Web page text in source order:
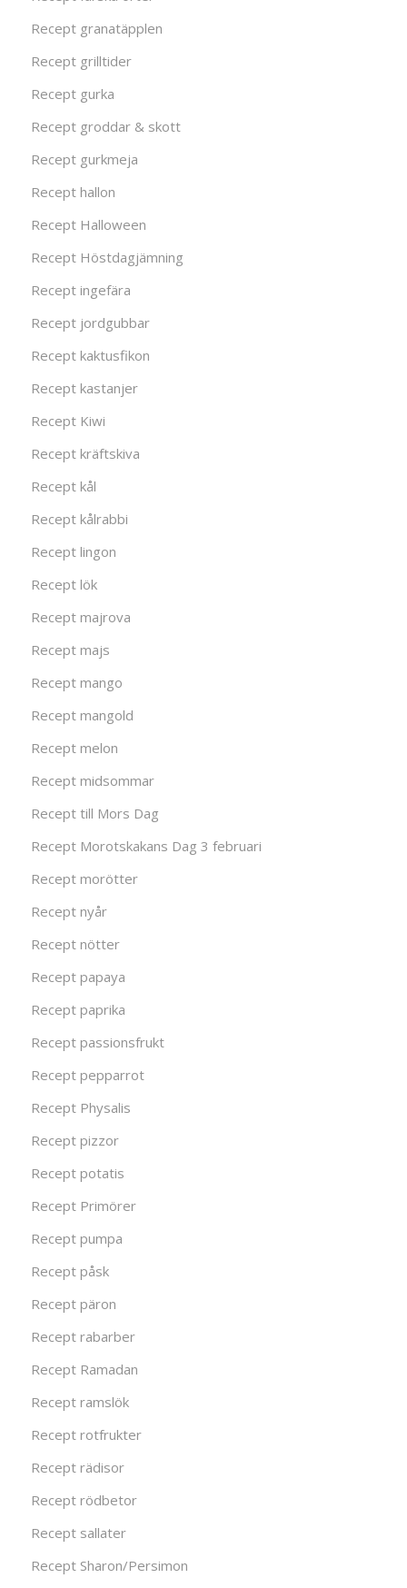
Recept granatäpplen
Recept grilltider
Recept gurka
Recept groddar & skott
Recept gurkmeja
Recept hallon
Recept Halloween
Recept Höstdagjämning
Recept ingefära
Recept jordgubbar
Recept kaktusfikon
Recept kastanjer
Recept Kiwi
Recept kräftskiva
Recept kål
Recept kålrabbi
Recept lingon
Recept lök
Recept majrova
Recept majs
Recept mango
Recept mangold
Recept melon
Recept midsommar
Recept till Mors Dag
Recept Morotskakans Dag 3 februari
Recept morötter
Recept nyår
Recept nötter
Recept papaya
Recept paprika
Recept passionsfrukt
Recept pepparrot
Recept Physalis
Recept pizzor
Recept potatis
Recept Primörer
Recept pumpa
Recept påsk
Recept päron
Recept rabarber
Recept Ramadan
Recept ramslök
Recept rotfrukter
Recept rädisor
Recept rödbetor
Recept sallater
Recept Sharon/Persimon